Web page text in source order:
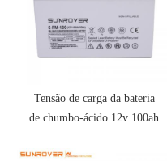
Tensão de carga da bateria
de chumbo-ácido 12v 100ah